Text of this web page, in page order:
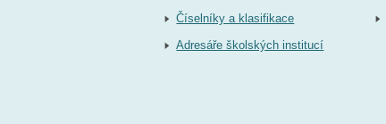
Číselníky a klasifikace
Adresáře školských institucí